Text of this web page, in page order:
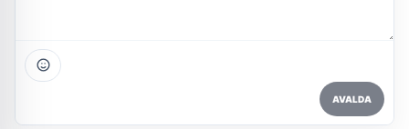
AVALDA